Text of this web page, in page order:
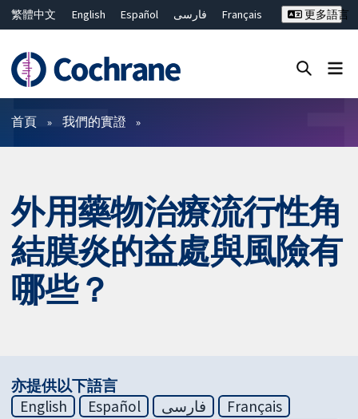
繁體中文 English Español فارسی
Français
ไทย
简体中文
更多語言
篩選條件
首頁 我們的實證
外用藥物治療流行性角
結膜炎的益處與風險有
哪些？
亦提供以下語言
English
Español فارسی
Français